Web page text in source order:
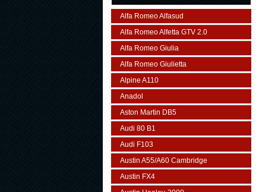
Alfa Romeo Alfasud
Alfa Romeo Alfetta GTV 2.0
Alfa Romeo Giulia
Alfa Romeo Giulietta
Alpine A110
Anadol
Aston Martin DB5
Audi 80 B1
Audi F103
Austin A55/A60 Cambridge
Austin FX4